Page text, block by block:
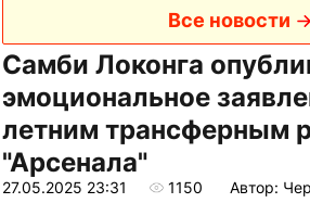
Все новости
Самби Локонга
эмоциональное
летним трансферным
"Арсенала"
27.05.2025 23:31 1150 Автор: